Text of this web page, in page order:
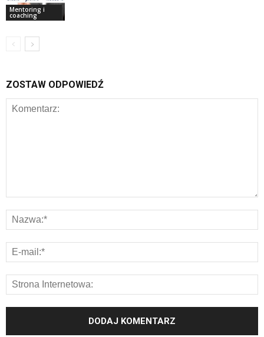
Mentoring i
coaching
ZOSTAW ODPOWIEDŹ